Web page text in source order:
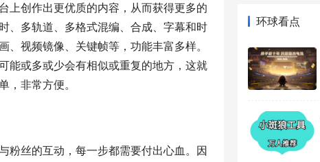
上创作出更优质的内容，从而获得更多的
、多轨道、多格式混编、合成、字幕和时
视频镜像、关键帧等，功能丰富多样。
能或多或少会有相似或重复的地方，这就
，非常方便。
粉丝的互动，每一步都需要付出心血。因
环球看点